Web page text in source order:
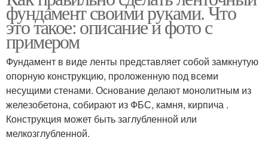
фундамент своими руками. Что
это такое: описание и фото с
примером
Фундамент в виде ленты представляет собой замкнутую
опорную конструкцию, проложенную под всеми
несущими стенами. Основание делают монолитным из
железобетона, собирают из ФБС, камня, кирпича .
Конструкция может быть заглубленной или
мелкозглубленной.